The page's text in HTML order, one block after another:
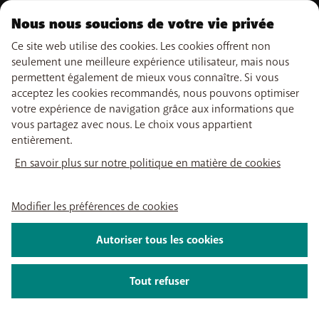
Nous nous soucions de votre vie privée
Ce site web utilise des cookies. Les cookies offrent non
seulement une meilleure expérience utilisateur, mais nous
permettent également de mieux vous connaître. Si vous
acceptez les cookies recommandés, nous pouvons optimiser
votre expérience de navigation grâce aux informations que
vous partagez avec nous. Le choix vous appartient
entièrement.
En savoir plus sur notre politique en matière de cookies
Modifier les préférences de cookies
Tout refuser
Autoriser tous les cookies